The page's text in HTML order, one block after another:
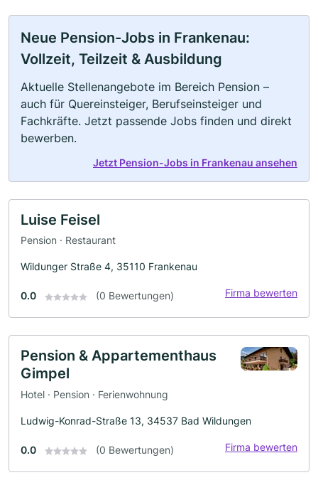
Neue Pension-Jobs in Frankenau:
Vollzeit, Teilzeit & Ausbildung
Aktuelle Stellenangebote im Bereich Pension –
auch für Quereinsteiger, Berufseinsteiger und
Fachkräfte. Jetzt passende Jobs finden und direkt
bewerben.
Jetzt Pension-Jobs in Frankenau ansehen
Luise Feisel
Pension · Restaurant
Wildunger Straße 4, 35110 Frankenau
0.0 (0 Bewertungen) Firma bewerten
Pension & Appartementhaus
Gimpel
Hotel · Pension · Ferienwohnung
Ludwig-Konrad-Straße 13, 34537 Bad Wildungen
0.0 (0 Bewertungen) Firma bewerten